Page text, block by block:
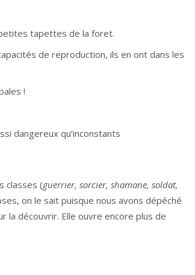
tapettes de la foret.
de reproduction, ils en ont dans les
!
dangereux qu’inconstants
classes (guerrier, sorcier, shamane, soldat,
on le sait puisque nous avons dépéché
la découvrir. Elle ouvre encore plus de